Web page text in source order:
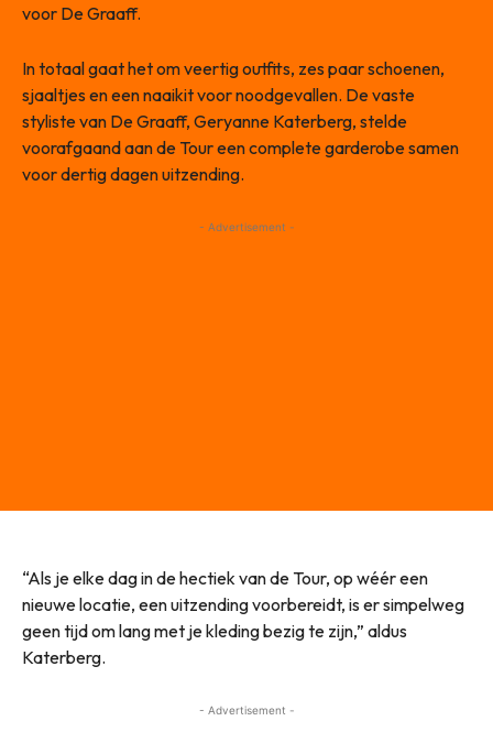
voor De Graaff.
In totaal gaat het om veertig outfits, zes paar schoenen,
sjaaltjes en een naaikit voor noodgevallen. De vaste
styliste van De Graaff, Geryanne Katerberg, stelde
voorafgaand aan de Tour een complete garderobe samen
voor dertig dagen uitzending.
- Advertisement -
“Als je elke dag in de hectiek van de Tour, op wéér een
nieuwe locatie, een uitzending voorbereidt, is er simpelweg
geen tijd om lang met je kleding bezig te zijn,” aldus
Katerberg.
- Advertisement -